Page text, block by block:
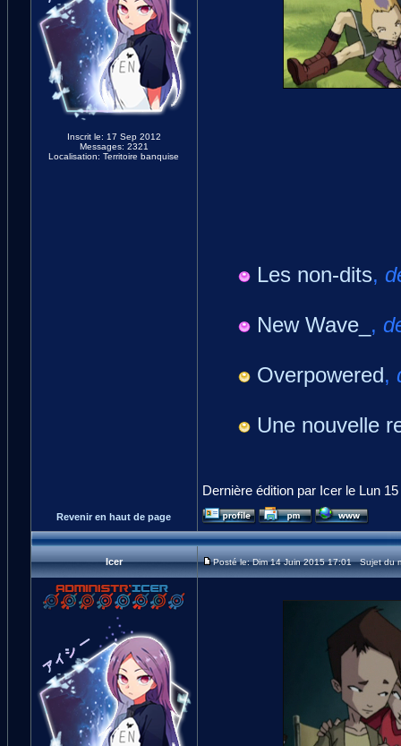
Inscrit le: 17 Sep 2012
Messages: 2321
Localisation: Territoire banquise
Les non-dits,
New Wave_ ,
Overpowered,
Une nouvelle
Dernière édition par Icer le Lun
Revenir en haut de page
Icer Posté le: Dim 14 Juin 2015 17:01 Sujet du